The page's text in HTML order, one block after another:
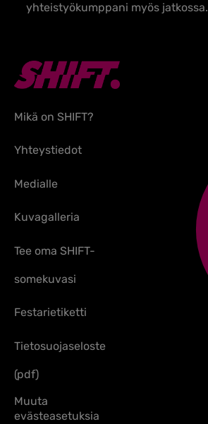
yhteistyökumppani myös jatkossa.
Mikä on SHIFT?
Yhteystiedot
Medialle
Kuvagalleria
Tee oma SHIFT-
somekuvasi
Festarietiketti
Tietosuojaseloste
(pdf)
Muuta
evästeasetuksia